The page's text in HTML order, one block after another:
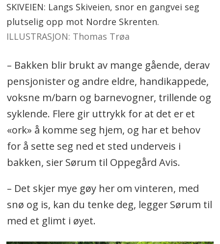
SKIVEIEN: Langs Skiveien, snor en gangvei seg
plutselig opp mot Nordre Skrenten.
ILLUSTRASJON: Thomas Trøa
– Bakken blir brukt av mange gående, derav
pensjonister og andre eldre, handikappede,
voksne m/barn og barnevogner, trillende og
syklende. Flere gir uttrykk for at det er et
«ork» å komme seg hjem, og har et behov
for å sette seg ned et sted underveis i
bakken, sier Sørum til Oppegård Avis.
– Det skjer mye gøy her om vinteren, med
snø og is, kan du tenke deg, legger Sørum til
med et glimt i øyet.